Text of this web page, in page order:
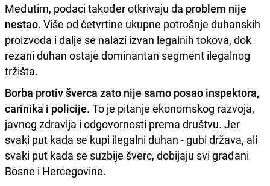
Međutim, podaci također otkrivaju da problem nije
nestao. Više od četvrtine ukupne potrošnje duhanskih
proizvoda i dalje se nalazi izvan legalnih tokova, dok
rezani duhan ostaje dominantan segment ilegalnog
tržišta.
Borba protiv šverca zato nije samo posao inspektora,
carinika i policije. To je pitanje ekonomskog razvoja,
javnog zdravlja i odgovornosti prema društvu. Jer
svaki put kada se kupi ilegalni duhan - gubi država, ali
svaki put kada se suzbije šverc, dobijaju svi građani
Bosne i Hercegovine.